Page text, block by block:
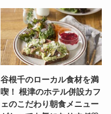
谷根千のローカル食材を満
喫！ 根津のホテル併設カフ
ェのこだわり朝食メニュー